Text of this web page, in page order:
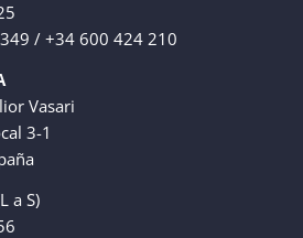
/ +34 600 424 210
Vasari
3-1
a S)